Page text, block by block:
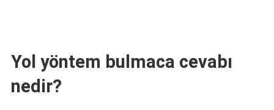
Yol yöntem bulmaca cevabı
nedir?